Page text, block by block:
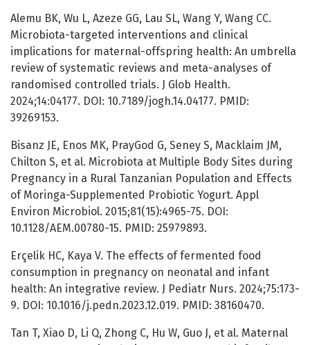
Alemu BK, Wu L, Azeze GG, Lau SL, Wang Y, Wang CC.
Microbiota-targeted interventions and clinical
implications for maternal-offspring health: An umbrella
review of systematic reviews and meta-analyses of
randomised controlled trials. J Glob Health.
2024;14:04177. DOI: 10.7189/jogh.14.04177. PMID:
39269153.
Bisanz JE, Enos MK, PrayGod G, Seney S, Macklaim JM,
Chilton S, et al. Microbiota at Multiple Body Sites during
Pregnancy in a Rural Tanzanian Population and Effects
of Moringa-Supplemented Probiotic Yogurt. Appl
Environ Microbiol. 2015;81(15):4965-75. DOI:
10.1128/AEM.00780-15. PMID: 25979893.
Erçelik HC, Kaya V. The effects of fermented food
consumption in pregnancy on neonatal and infant
health: An integrative review. J Pediatr Nurs. 2024;75:173-
9. DOI: 10.1016/j.pedn.2023.12.019. PMID: 38160470.
Tan T, Xiao D, Li Q, Zhong C, Hu W, Guo J, et al. Maternal